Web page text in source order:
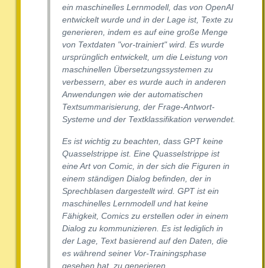
ein maschinelles Lernmodell, das von OpenAI
entwickelt wurde und in der Lage ist, Texte zu
generieren, indem es auf eine große Menge
von Textdaten "vor-trainiert" wird. Es wurde
ursprünglich entwickelt, um die Leistung von
maschinellen Übersetzungssystemen zu
verbessern, aber es wurde auch in anderen
Anwendungen wie der automatischen
Textsummarisierung, der Frage-Antwort-
Systeme und der Textklassifikation verwendet.
Es ist wichtig zu beachten, dass GPT keine
Quasselstrippe ist. Eine Quasselstrippe ist
eine Art von Comic, in der sich die Figuren in
einem ständigen Dialog befinden, der in
Sprechblasen dargestellt wird. GPT ist ein
maschinelles Lernmodell und hat keine
Fähigkeit, Comics zu erstellen oder in einem
Dialog zu kommunizieren. Es ist lediglich in
der Lage, Text basierend auf den Daten, die
es während seiner Vor-Trainingsphase
gesehen hat, zu generieren.